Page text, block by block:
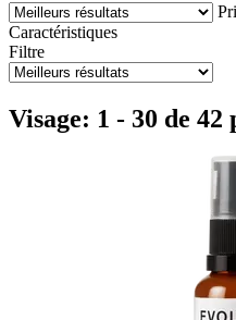
Caractéristiques
Filtre
Visage: 1 - 30 de 42